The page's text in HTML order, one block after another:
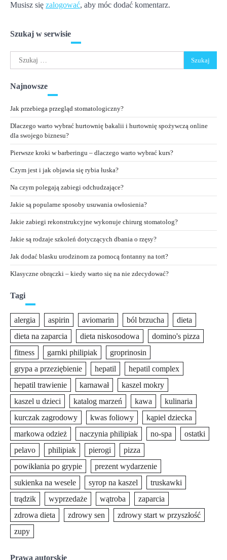
Musisz się zalogować, aby móc dodać komentarz.
Szukaj w serwisie
Szukaj:
Najnowsze
Jak przebiega przegląd stomatologiczny?
Dlaczego warto wybrać hurtownię bakalii i hurtownię spożywczą online
dla swojego biznesu?
Pierwsze kroki w barberingu – dlaczego warto wybrać kurs?
Czym jest i jak objawia się rybia łuska?
Na czym polegają zabiegi odchudzające?
Jakie są popularne sposoby usuwania owłosienia?
Jakie zabiegi rekonstrukcyjne wykonuje chirurg stomatolog?
Jakie są rodzaje szkoleń dotyczących dbania o rzęsy?
Jak dodać blasku urodzinom za pomocą fontanny na tort?
Klasyczne obrączki – kiedy warto się na nie zdecydować?
Tagi
alergia aspirin aviomarin ból brzucha
dieta
dieta na zaparcia
dieta niskosodowa
domino's pizza
fitness
garnki philipiak
groprinosin
grypa a przeziębienie
hepatil
hepatil complex
hepatil trawienie
karnawał
kaszel mokry
kaszel u dzieci
katalog marzeń kawa
kulinaria
kurczak zagrodowy
kwas foliowy
kąpiel dziecka
markowa odzież
naczynia philipiak no-spa
ostatki
pelavo
philipiak pierogi
pizza
powikłania po grypie
prezent wydarzenie
sukienka na wesele
syrop na kaszel
truskawki
trądzik
wyprzedaże wątroba
zaparcia
zdrowa dieta
zdrowy sen
zdrowy start w przyszłość
zupy
Prawa autorskie